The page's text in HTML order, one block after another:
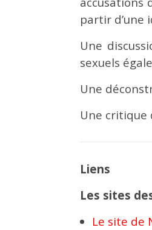
partir d’une
Une
sexuels
Une
Une critique
Liens
Les sites
Le site de